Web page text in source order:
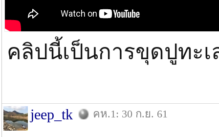
คลิปนี้เป็นการขุดปูทะ
jeep_tk คห.1: 30 ก.ย. 61